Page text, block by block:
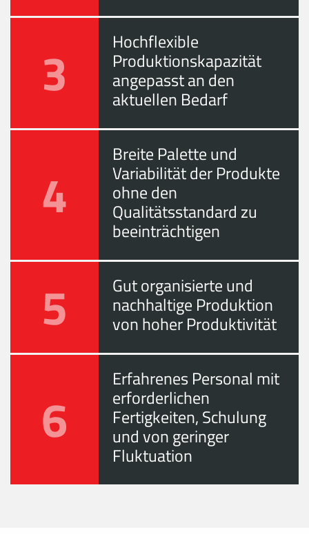
3 Hochflexible
Produktionskapazität
angepasst an den
aktuellen Bedarf
4
Breite Palette und
Variabilität der Produkte
ohne den
Qualitätsstandard zu
beeinträchtigen
5 Gut organisierte und
nachhaltige Produktion
von hoher Produktivität
6
Erfahrenes Personal mit
erforderlichen
Fertigkeiten, Schulung
und von geringer
Fluktuation